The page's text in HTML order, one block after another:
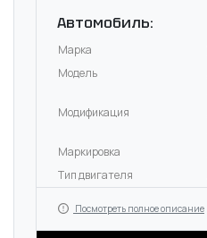
Автомобиль:
Марка
Модель
Модификация
Маркировка
Тип двигателя
Посмотреть полное описание